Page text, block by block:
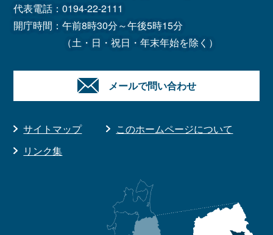
代表電話：0194-22-2111
開庁時間：午前8時30分～午後5時15分
（土・日・祝日・年末年始を除く）
メールで問い合わせ
サイトマップ
このホームページについて
リンク集